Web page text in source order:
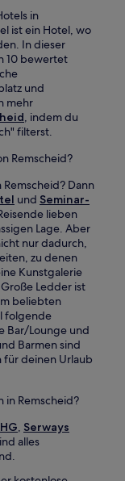
in
ist ein Hotel, wo
In dieser
10 bewertet
und
mehr
, indem du
filterst.
Remscheid?
Dann
und Seminar-
lieben
Lage. Aber
nur dadurch,
zu denen
Kunstgalerie
Ledder ist
beliebten
folgende
Bar/Lounge und
Barmen sind
für deinen Urlaub
in Remscheid?
, Serways
alles